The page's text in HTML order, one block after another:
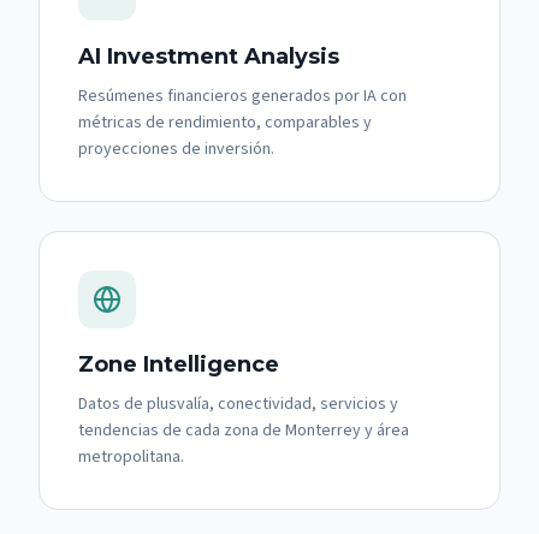
AI Investment Analysis
Resúmenes financieros generados por IA con
métricas de rendimiento, comparables y
proyecciones de inversión.
Zone Intelligence
Datos de plusvalía, conectividad, servicios y
tendencias de cada zona de Monterrey y área
metropolitana.